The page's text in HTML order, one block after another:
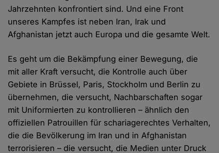
Jahrzehnten konfrontiert sind. Und eine Front
unseres Kampfes ist neben Iran, Irak und
Afghanistan jetzt auch Europa und die gesamte Welt.
Es geht um die Bekämpfung einer Bewegung, die
mit aller Kraft versucht, die Kontrolle auch über
Gebiete in Brüssel, Paris, Stockholm und Berlin zu
übernehmen, die versucht, Nachbarschaften sogar
mit Uniformierten zu kontrollieren – ähnlich den
offiziellen Patrouillen für schariagerechtes Verhalten,
die die Bevölkerung im Iran und in Afghanistan
terrorisieren – die versucht, die Medien unter Druck